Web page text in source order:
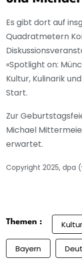
Es gibt dort auf
Quadratmetern
«Spotlight on:
Kultur, Kulinarik
Start.
Zur
Michael
erwartet.
Copyright 2025, dpa
Themen : Kultur
Bayern